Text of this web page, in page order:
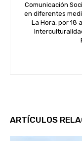
Comunicación
en diferentes
La Hora, por 18
ARTÍCULOS